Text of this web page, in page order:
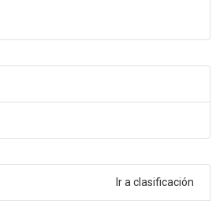
Ir a clasificación